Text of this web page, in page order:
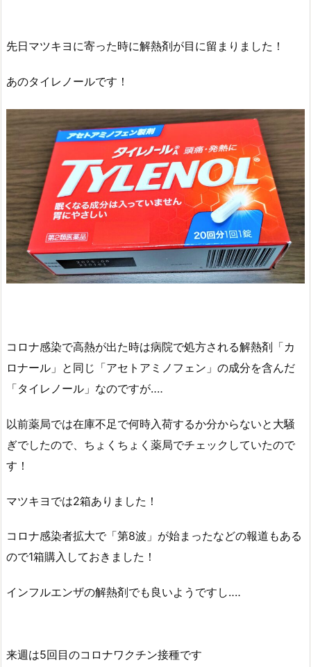
先日マツキヨに寄った時に解熱剤が目に留まりました！
あのタイレノールです！
コロナ感染で高熱が出た時は病院で処方される解熱剤「カ
ロナール」と同じ「アセトアミノフェン」の成分を含んだ
「タイレノール」なのですが‥‥
以前薬局では在庫不足で何時入荷するか分からないと大騒
ぎでしたので、ちょくちょく薬局でチェックしていたので
す！
マツキヨでは2箱ありました！
コロナ感染者拡大で「第8波」が始まったなどの報道もある
ので1箱購入しておきました！
インフルエンザの解熱剤でも良いようですし‥‥
来週は5回目のコロナワクチン接種です